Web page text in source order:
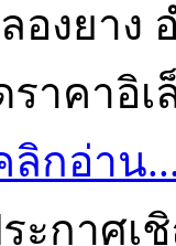
งยาง
าคาอิเ
ลิกอ่าน
ะกาศ